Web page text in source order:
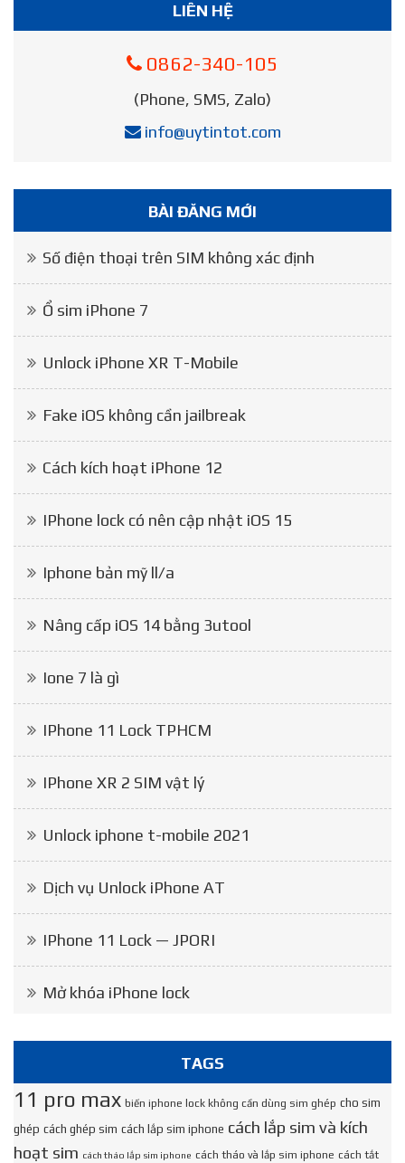
LIÊN HỆ
0862-340-105
(Phone, SMS, Zalo)
info@uytintot.com
BÀI ĐĂNG MỚI
Số điện thoại trên SIM không xác định
Ổ sim iPhone 7
Unlock iPhone XR T-Mobile
Fake iOS không cần jailbreak
Cách kích hoạt iPhone 12
IPhone lock có nên cập nhật iOS 15
Iphone bản mỹ ll/a
Nâng cấp iOS 14 bằng 3utool
Ione 7 là gì
IPhone 11 Lock TPHCM
IPhone XR 2 SIM vật lý
Unlock iphone t-mobile 2021
Dịch vụ Unlock iPhone AT
IPhone 11 Lock — JPORI
Mở khóa iPhone lock
TAGS
11 pro max biến iphone lock không cần dùng sim ghép cho sim
ghép cách ghép sim cách lắp sim iphone cách lắp sim và kích
hoạt sim cách tháo lắp sim iphone cách tháo và lắp sim iphone cách tắt